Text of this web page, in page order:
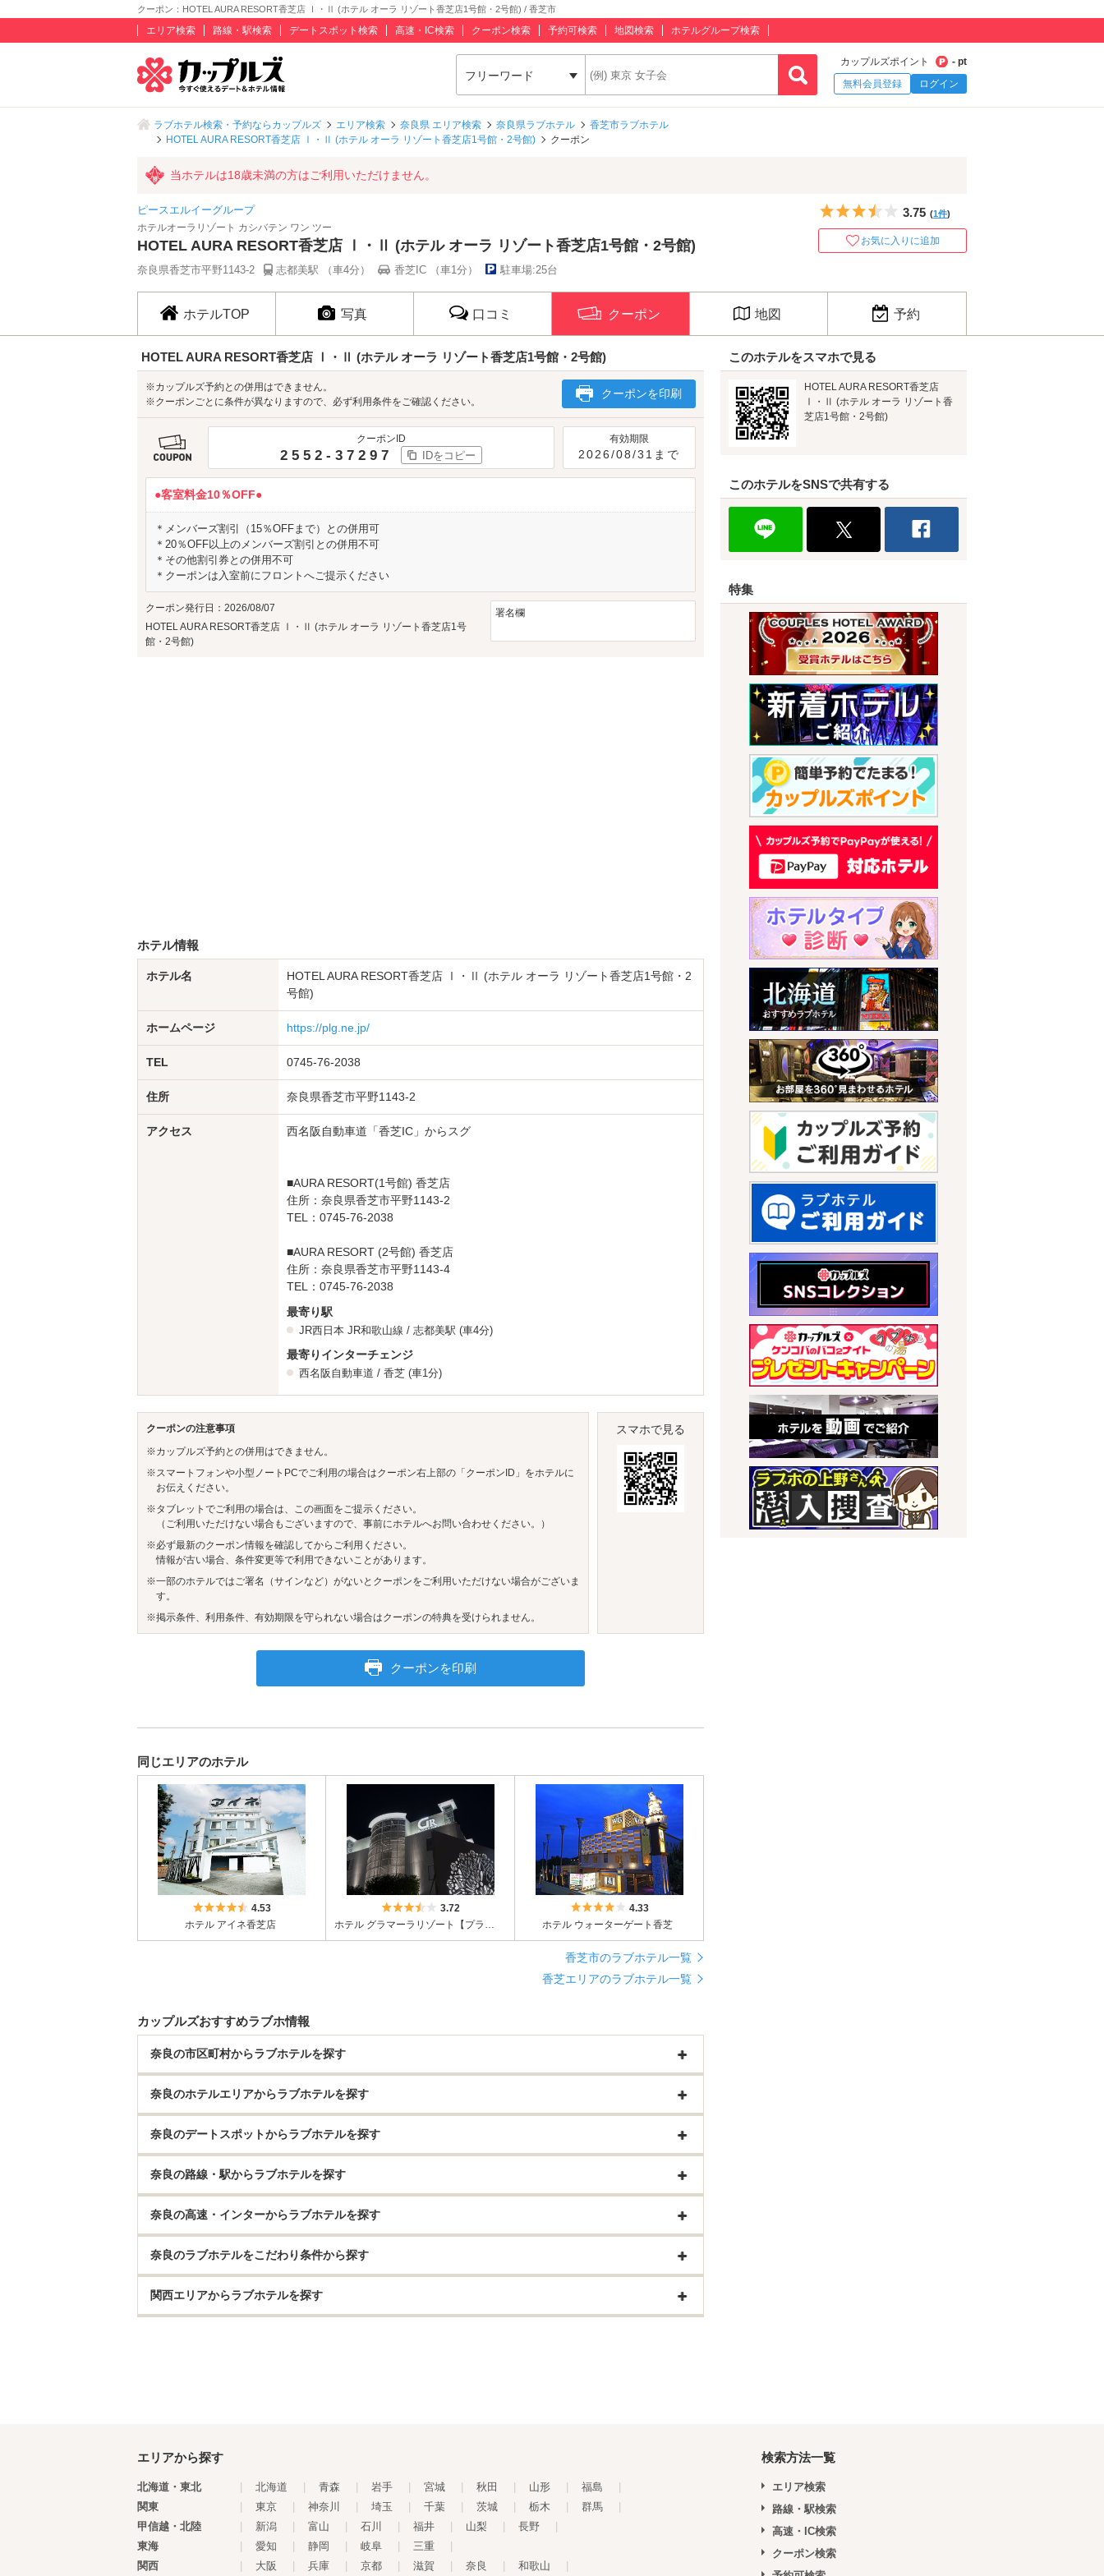
クーポン：HOTEL AURA RESORT香芝店 Ⅰ・Ⅱ (ホテル オーラ リゾート香芝店1号館・2号館) / 香芝市
エリア検索 路線・駅検索 デートスポット検索 高速・IC検索 クーポン検索 予約可検索 地図検索 ホテルグループ検索
フリーワード
カップルズポイント
- pt
無料会員登録
ログイン
ラブホテル検索・予約ならカップルズ エリア検索 奈良県 エリア検索 奈良県ラブホテル
香芝市ラブホテル
HOTEL AURA RESORT香芝店 Ⅰ・Ⅱ (ホテル オーラ リゾート香芝店1号館・2号館)
クーポン
当ホテルは18歳未満の方はご利用いただけません。
ピースエルイーグループ
ホテルオーラリゾート カシバテン ワン ツー
HOTEL AURA RESORT香芝店 Ⅰ・Ⅱ (ホテル オーラ リゾート香芝店1号館・2号館)
奈良県香芝市平野1143-2 志都美駅 （車4分） 香芝IC （車1分） 駐車場:25台
5つ星のうち3.5
3.75 (1件)
お気に入りに追加
ホテルTOP 写真 口コミ クーポン 地図 予約
HOTEL AURA RESORT香芝店 Ⅰ・Ⅱ (ホテル オーラ リゾート香芝店1号館・2号館)
※カップルズ予約との併用はできません。
※クーポンごとに条件が異なりますので、必ず利用条件をご確認ください。
クーポンを印刷
クーポンID
2552-37297 IDをコピー
有効期限
2026/08/31まで
●客室料金10％OFF●
＊メンバーズ割引（15％OFFまで）との併用可
＊20％OFF以上のメンバーズ割引との併用不可
＊その他割引券との併用不可
＊クーポンは入室前にフロントへご提示ください
クーポン発行日：2026/08/07
HOTEL AURA RESORT香芝店 Ⅰ・Ⅱ (ホテル オーラ リゾート香芝店1号
館・2号館)
署名欄
ホテル情報
ホテル名
HOTEL AURA RESORT香芝店 Ⅰ・Ⅱ (ホテル オーラ リゾート香芝店1号館・2
号館)
ホームページ https://plg.ne.jp/
TEL 0745-76-2038
住所 奈良県香芝市平野1143-2
アクセス 西名阪自動車道「香芝IC」からスグ
■AURA RESORT(1号館) 香芝店
住所：奈良県香芝市平野1143-2
TEL：0745-76-2038
■AURA RESORT (2号館) 香芝店
住所：奈良県香芝市平野1143-4
TEL：0745-76-2038
最寄り駅
JR西日本 JR和歌山線 / 志都美駅 (車4分)
最寄りインターチェンジ
西名阪自動車道 / 香芝 (車1分)
クーポンの注意事項
※カップルズ予約との併用はできません。
※スマートフォンや小型ノートPCでご利用の場合はクーポン右上部の「クーポンID」をホテルに
お伝えください。
※タブレットでご利用の場合は、この画面をご提示ください。
（ご利用いただけない場合もございますので、事前にホテルへお問い合わせください。）
※必ず最新のクーポン情報を確認してからご利用ください。
情報が古い場合、条件変更等で利用できないことがあります。
※一部のホテルではご署名（サインなど）がないとクーポンをご利用いただけない場合がございま
す。
※掲示条件、利用条件、有効期限を守られない場合はクーポンの特典を受けられません。
スマホで見る
クーポンを印刷
同じエリアのホテル
5つ星のうち4.5
4.53
ホテル アイネ香芝店
5つ星のうち3.5
3.72
ホテル グラマーラリゾート【プラザアンジェログループ】
5つ星のうち4
4.33
ホテル ウォーターゲート香芝
香芝市のラブホテル一覧
香芝エリアのラブホテル一覧
カップルズおすすめラブホ情報
奈良の市区町村からラブホテルを探す
奈良のホテルエリアからラブホテルを探す
奈良のデートスポットからラブホテルを探す
奈良の路線・駅からラブホテルを探す
奈良の高速・インターからラブホテルを探す
奈良のラブホテルをこだわり条件から探す
関西エリアからラブホテルを探す
このホテルをスマホで見る
HOTEL AURA RESORT香芝店
Ⅰ・Ⅱ (ホテル オーラ リゾート香
芝店1号館・2号館)
このホテルをSNSで共有する
特集
エリアから探す
北海道・東北 北海道 青森 岩手 宮城 秋田 山形 福島
関東
東京 神奈川 埼玉 千葉 茨城 栃木 群馬
甲信越・北陸
新潟 富山 石川 福井 山梨 長野
東海
愛知 静岡 岐阜 三重
関西
大阪 兵庫 京都 滋賀 奈良 和歌山
検索方法一覧
エリア検索
路線・駅検索
高速・IC検索
クーポン検索